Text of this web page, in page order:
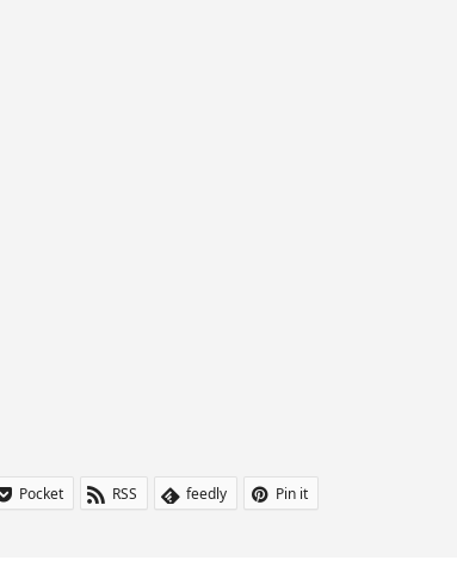
Pocket RSS feedly Pin it